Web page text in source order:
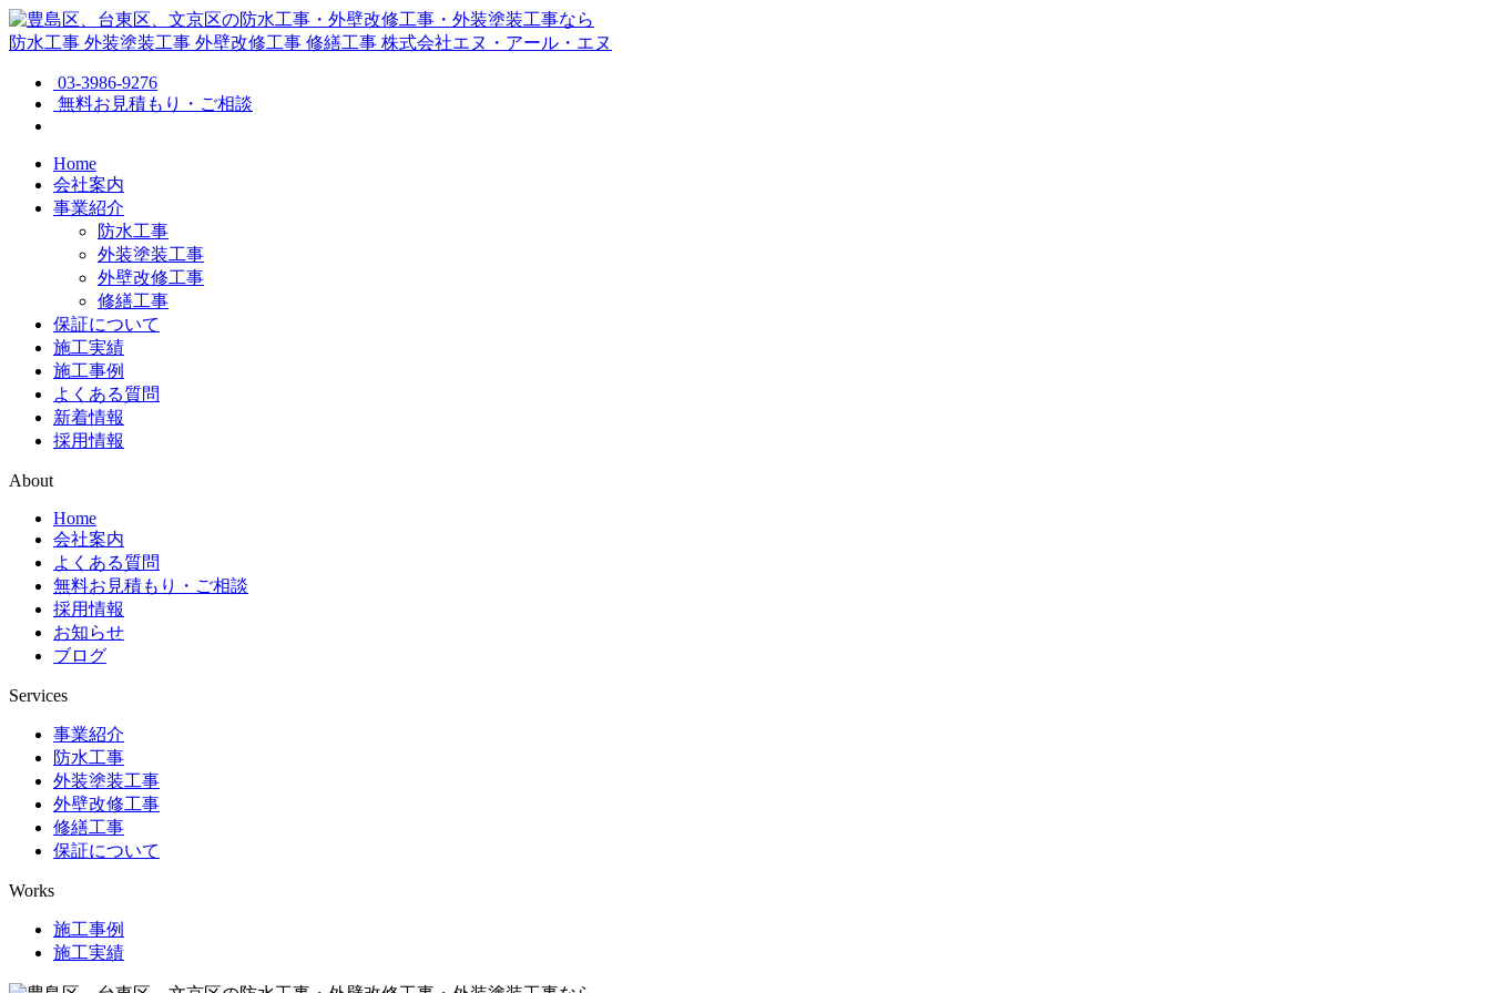
防水工事 外装塗装工事 外壁改修工事 修繕工事 株式会社エヌ・アール・エヌ
03-3986-9276
無料お見積もり・ご相談
Home
会社案内
事業紹介
防水工事
外装塗装工事
外壁改修工事
修繕工事
保証について
施工実績
施工事例
よくある質問
新着情報
採用情報
About
Home
会社案内
よくある質問
無料お見積もり・ご相談
採用情報
お知らせ
ブログ
Services
事業紹介
防水工事
外装塗装工事
外壁改修工事
修繕工事
保証について
Works
施工事例
施工実績